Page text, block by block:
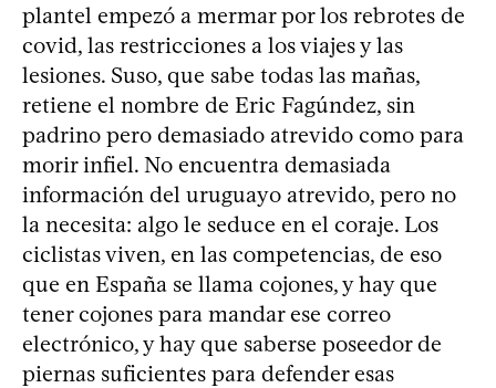
plantel empezó a mermar por los rebrotes de
covid, las restricciones a los viajes y las
lesiones. Suso, que sabe todas las mañas,
retiene el nombre de Eric Fagúndez, sin
padrino pero demasiado atrevido como para
morir infiel. No encuentra demasiada
información del uruguayo atrevido, pero no
la necesita: algo le seduce en el coraje. Los
ciclistas viven, en las competencias, de eso
que en España se llama cojones, y hay que
tener cojones para mandar ese correo
electrónico, y hay que saberse poseedor de
piernas suficientes para defender esas